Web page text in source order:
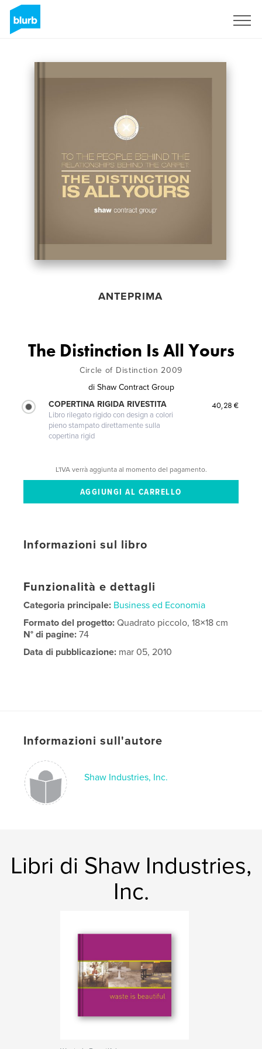
ANTEPRIMA
The Distinction Is All Yours
Circle of Distinction 2009
di Shaw Contract Group
COPERTINA RIGIDA RIVESTITA
Libro rilegato rigido con design a colori
pieno stampato direttamente sulla
copertina rigid
40,28 €
L'IVA verrà aggiunta al momento del pagamento.
Informazioni sul libro
Funzionalità e dettagli
Categoria principale: Business ed Economia
Formato del progetto:Quadrato piccolo, 18×18 cm
N° di pagine:74
Data di pubblicazione: mar 05, 2010
Informazioni sull'autore
Shaw Industries, Inc.
Libri di Shaw Industries,
Inc.